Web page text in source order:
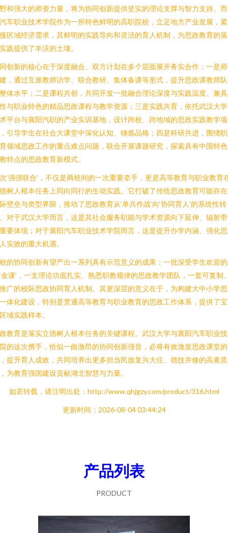
和强大的师资力量，将为协同创新提供坚实的理论支撑与智力支持。
车职业技术学院作为一所特色鲜明的高职院校，立足地方产业发展，
区域经济需求，其鲜明的实践导向和灵活的育人机制，为思政教育的
践提供了丰沃的土壤。
创新的核心在于深度融合。双方计划在多个层面展开务实合作：一是
，通过互派教师访学、联合教研、集体备课等形式，提升思政课教师
体水平；二是课程共创，共同开发一批融合理论深度与实践温度、兼
与职业特色的精品思政课程与教学资源；三是实践共育，依托武汉大
平台与襄阳汽职的产业实训基地，设计跨校、跨地域的思政实践教学项
引导学生在社会大课堂中深化认知、锤炼品格；四是科研共进，围绕
领域思政工作的重点难点问题，联合开展课题研究，探索具有中国特
特点的思政教育新模式。
‘强强联合’，不仅是两校间的一次重要牵手，更是高等教育与职业教育
树人根本任务上同向同行的生动实践。它打破了传统思政教育可能存
壁垒与类型界限，推动了思政教育从‘单兵作战’向‘协同育人’的系统性转
对于武汉大学而言，这是其社会服务职能与学术资源向下延伸、辐射
要体现；对于襄阳汽车职业技术学院而言，这是提升办学内涵、强化
实效的重大机遇。
的协同创新有望产出一系列具有示范意义的成果：一批深受学生欢迎
金课’，一支理论功底扎实、熟悉职教规律的思政教学团队，一套可复制
广的校际思政协同育人机制。其更深层的意义在于，为构建大中小学
体化建设，特别是贯通高等教育与职业教育的思政工作体系，提供了
域实践样本。
教育是落实立德树人根本任务的关键课程。武汉大学与襄阳汽车职业
的这次携手，恰似一曲激昂的协同创新强音，必将有效激发思政课堂
提升育人成效，共同培养出更多担当民族复兴大任、德技并修的高素
为教育强国建设贡献湖北智慧与力量。
如若转载，请注明出处：http://www.qhjgzy.com/product/316.html
更新时间：2026-08-04 03:44:24
产品列表
PRODUCT